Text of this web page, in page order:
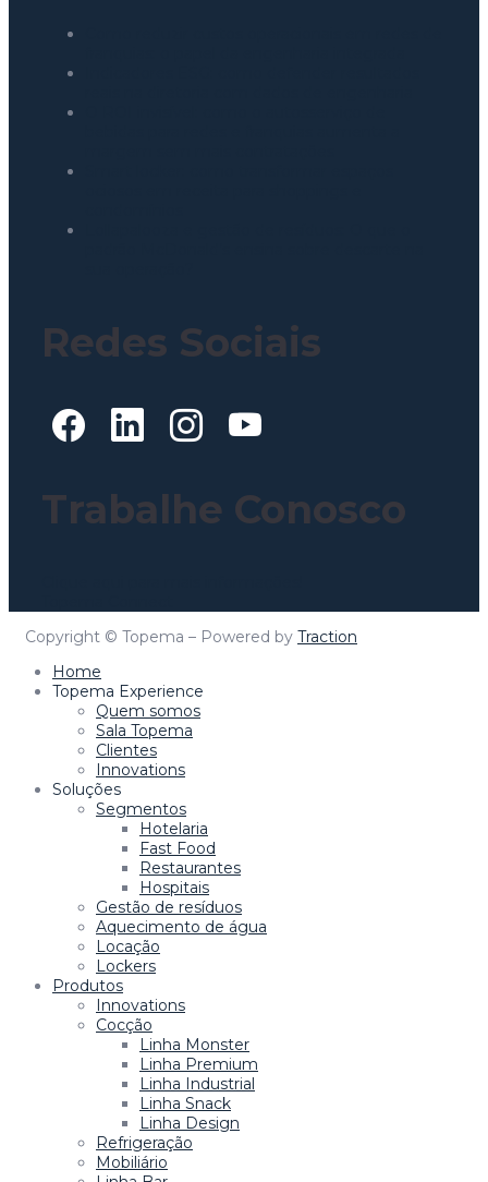
Redes Sociais
Trabalhe Conosco
Copyright © Topema – Powered by Traction
Home
Topema Experience
Quem somos
Sala Topema
Clientes
Innovations
Soluções
Segmentos
Hotelaria
Fast Food
Restaurantes
Hospitais
Gestão de resíduos
Aquecimento de água
Locação
Lockers
Produtos
Innovations
Cocção
Linha Monster
Linha Premium
Linha Industrial
Linha Snack
Linha Design
Refrigeração
Mobiliário